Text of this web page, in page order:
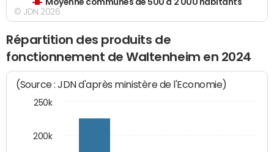
Moyenne communes de 500 à 2 000 habitants
© JDN 2026
Répartition des produits de
fonctionnement de Waltenheim en 2024
(Source : JDN d'après ministère de l'Economie)
200k
250k